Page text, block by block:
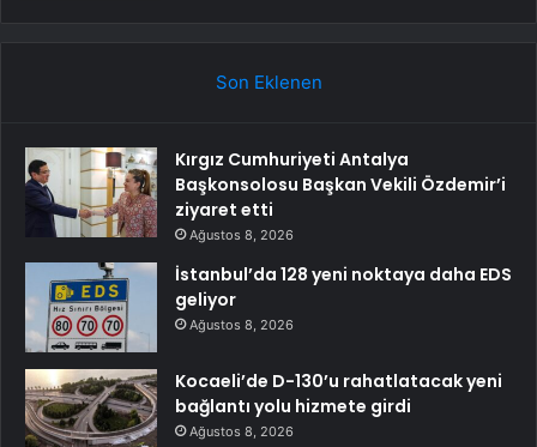
Son Eklenen
Kırgız Cumhuriyeti Antalya
Başkonsolosu Başkan Vekili Özdemir’i
ziyaret etti
Ağustos 8, 2026
İstanbul’da 128 yeni noktaya daha EDS
geliyor
Ağustos 8, 2026
Kocaeli’de D-130’u rahatlatacak yeni
bağlantı yolu hizmete girdi
Ağustos 8, 2026